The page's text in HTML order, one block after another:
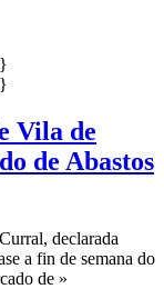
Vila de
de Abastos
declarada
a fin de semana do
de »